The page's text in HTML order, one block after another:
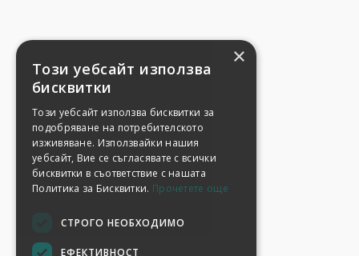
×
Този уебсайт използва
бисквитки
Този уебсайт използва бисквитки за
подобряване на потребителското
изживяване. Използвайки нашия
уебсайт, Вие се съгласявате с всички
бисквитки в съответствие с нашата
Политика за Бисквитки. Прочетете още
СТРОГО НЕОБХОДИМО
ЕФЕКТИВНОСТ